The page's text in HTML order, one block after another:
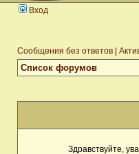
Вход
Сообщения без ответов
Список форумов
Здравствуйте,